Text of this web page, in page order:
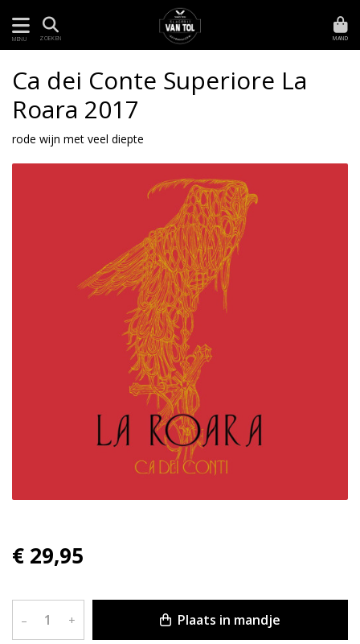
MENU ZOEKEN MAND
Ca dei Conte Superiore La
Roara 2017
rode wijn met veel diepte
€ 29,95
– + Plaats in mandje